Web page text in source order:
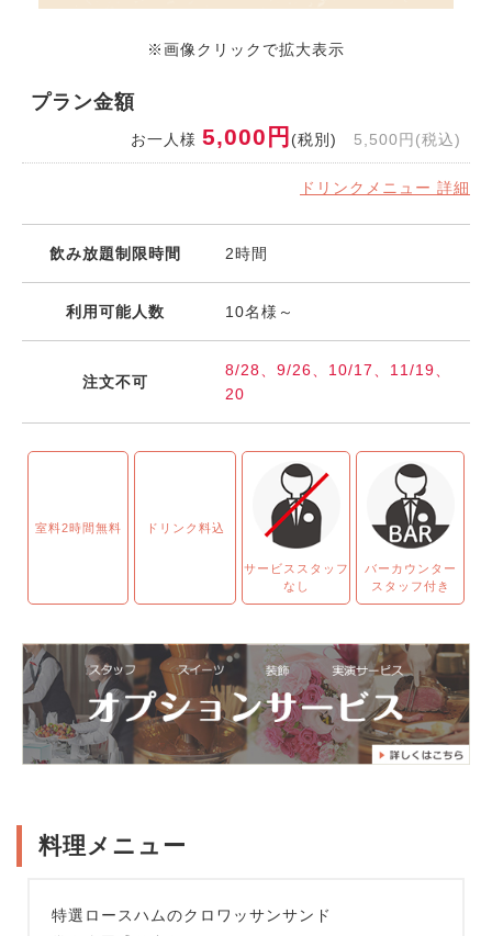
※画像クリックで拡大表示
プラン金額
お一人様 5,000円 (税別) 5,500円(税込)
ドリンクメニュー 詳細
飲み放題制限時間 2時間
利用可能人数 10名様～
注文不可
8/28、9/26、10/17、11/19、
20
室料2時間無料 ドリンク料込
サービススタッフ
なし
バーカウンター
スタッフ付き
料理メニュー
特選ロースハムのクロワッサンサンド